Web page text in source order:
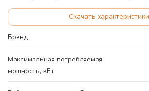
Скачать характеристики
Бренд
Максимальная потребляемая
мощность, кВт